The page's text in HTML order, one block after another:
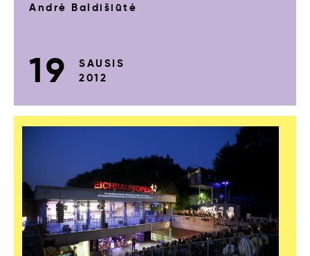
Andrė Baldišiūtė
19
SAUSIS
2012